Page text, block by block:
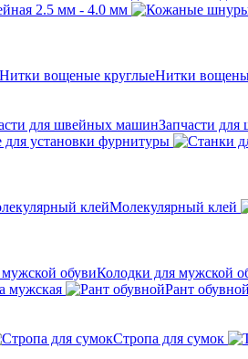
2.5 мм - 4.0 мм
Нитки
Запчасти
для установки фурнитуры
Молекулярный клей
Колодки для мужской
мужская Рант обувной
Стропа для сумок